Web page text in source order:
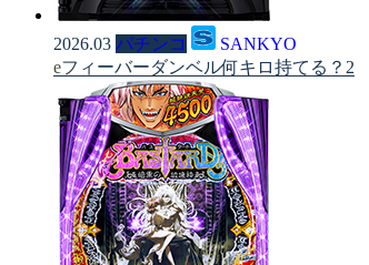
2026.03 パチンコ
SANKYO
eフィーバーダンベル何キロ持てる？2